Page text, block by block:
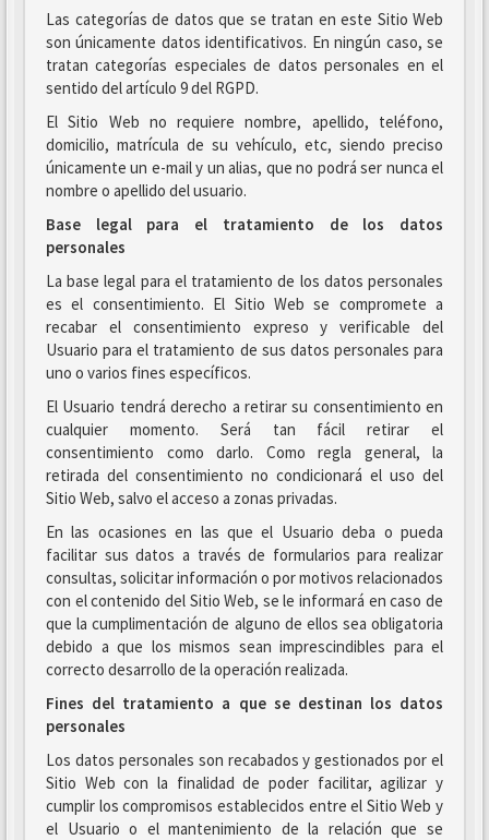
Las categorías de datos que se tratan en este Sitio Web
son únicamente datos identificativos. En ningún caso, se
tratan categorías especiales de datos personales en el
sentido del artículo 9 del RGPD.
El Sitio Web no requiere nombre, apellido, teléfono,
domicilio, matrícula de su vehículo, etc, siendo preciso
únicamente un e-mail y un alias, que no podrá ser nunca el
nombre o apellido del usuario.
Base legal para el tratamiento de los datos
personales
La base legal para el tratamiento de los datos personales
es el consentimiento. El Sitio Web se compromete a
recabar el consentimiento expreso y verificable del
Usuario para el tratamiento de sus datos personales para
uno o varios fines específicos.
El Usuario tendrá derecho a retirar su consentimiento en
cualquier momento. Será tan fácil retirar el
consentimiento como darlo. Como regla general, la
retirada del consentimiento no condicionará el uso del
Sitio Web, salvo el acceso a zonas privadas.
En las ocasiones en las que el Usuario deba o pueda
facilitar sus datos a través de formularios para realizar
consultas, solicitar información o por motivos relacionados
con el contenido del Sitio Web, se le informará en caso de
que la cumplimentación de alguno de ellos sea obligatoria
debido a que los mismos sean imprescindibles para el
correcto desarrollo de la operación realizada.
Fines del tratamiento a que se destinan los datos
personales
Los datos personales son recabados y gestionados por el
Sitio Web con la finalidad de poder facilitar, agilizar y
cumplir los compromisos establecidos entre el Sitio Web y
el Usuario o el mantenimiento de la relación que se